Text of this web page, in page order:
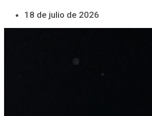
18 de julio de 2026